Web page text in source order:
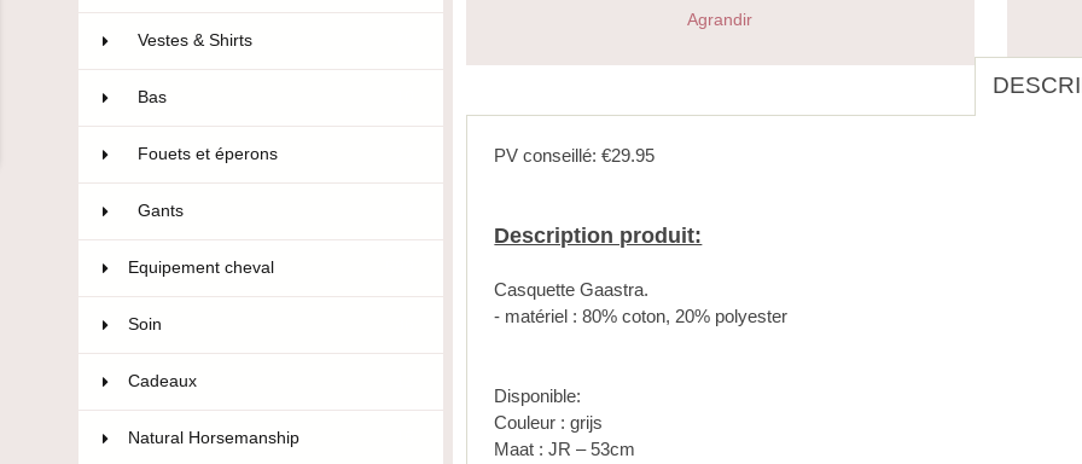
Vestes & Shirts
Bas
Fouets et éperons
Gants
Equipement cheval
Soin
Cadeaux
Natural Horsemanship
Agrandir
PV conseillé: €29.95
Description produit:
Casquette Gaastra.
- matériel : 80% coton, 20% polyester
Disponible:
Couleur : grijs
Maat : JR – 53cm